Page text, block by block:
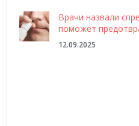
Врачи назвали
поможет
12.09.2025